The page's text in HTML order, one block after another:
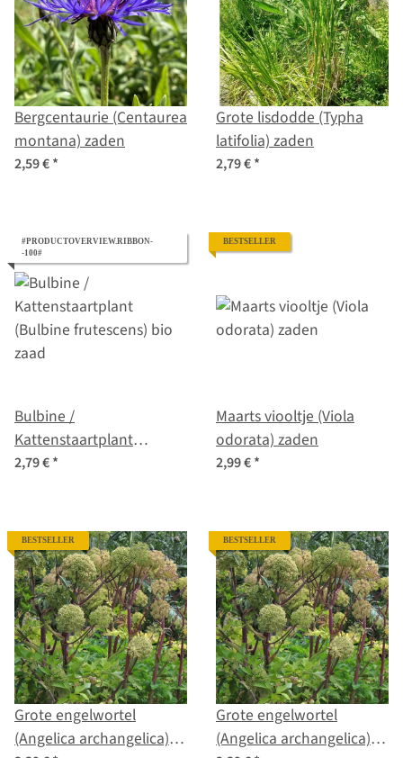
Bergcentaurie (Centaurea
montana) zaden
2,59 €*
Grote lisdodde (Typha
latifolia) zaden
2,79 €*
#PRODUCTOVERVIEW.RIBBON-
-100#
Bulbine /
Kattenstaartplant
(Bulbine frutescens) bio
2,79 €*
BESTSELLER
Maarts viooltje (Viola
odorata) zaden
2,99 €*
BESTSELLER
Grote engelwortel
(Angelica archangelica)
BESTSELLER
Grote engelwortel
(Angelica archangelica)